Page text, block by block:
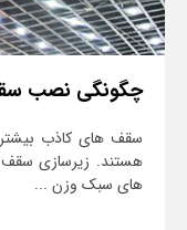
چگونگی نصب
سقف های کاذب
هستند. زیرسازی
های سبک وزن ...